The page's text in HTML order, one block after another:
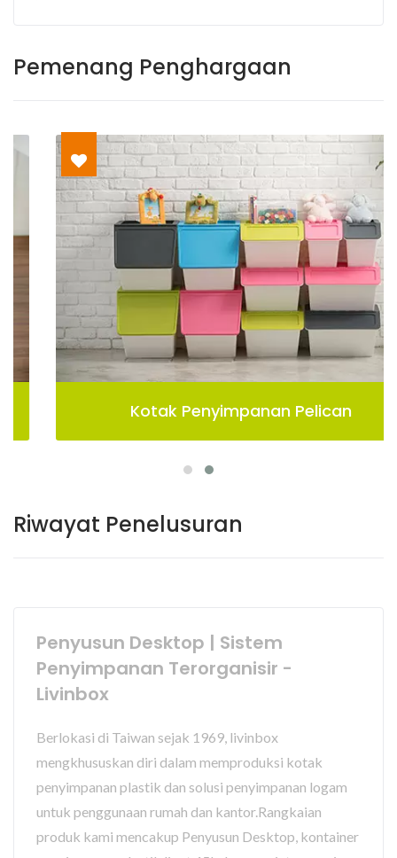
Pemenang Penghargaan
Kotak Penyimpanan Pelican
Riwayat Penelusuran
Penyusun Desktop | Sistem
Penyimpanan Terorganisir -
Livinbox
Berlokasi di Taiwan sejak 1969, livinbox
mengkhususkan diri dalam memproduksi kotak
penyimpanan plastik dan solusi penyimpanan logam
untuk penggunaan rumah dan kantor.Rangkaian
produk kami mencakup Penyusun Desktop, kontainer